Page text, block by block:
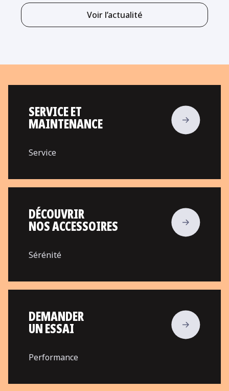
Voir l’actualité
SERVICE ET
MAINTENANCE
Service
DÉCOUVRIR
NOS ACCESSOIRES
Sérénité
DEMANDER
UN ESSAI
Performance